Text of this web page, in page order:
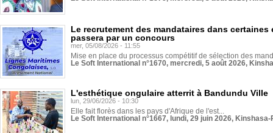
Le recrutement des mandataires dans
passera par un concours
mer, 05/08/2026 - 11:55
Mise en place du processus compétitif de sélection des
Le Soft International n°1670, mercredi, 5 août 2026,
L'esthétique ongulaire atterrit à Bandundu Ville
lun, 29/06/2026 - 10:30
Elle fait florès dans les pays d'Afrique de l'est...
Le Soft International n°1667, lundi, 29 juin 2026,